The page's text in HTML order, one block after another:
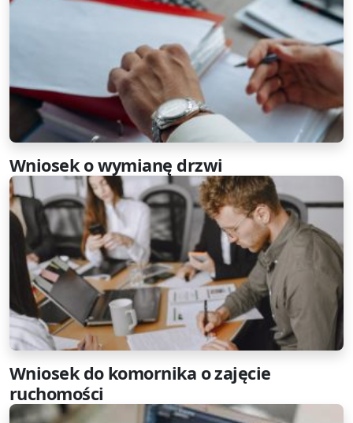
Wniosek o wymianę drzwi
Wniosek do komornika o zajęcie
ruchomości